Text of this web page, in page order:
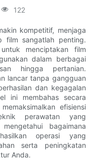
122
kompetitif, menjaga
film sangatlah penting.
menciptakan film
dalam berbagai
hingga pertanian.
lancar tanpa gangguan
dan kegagalan
ini membahas secara
efisiensi
perawatan yang
bagaimana
operasi yang
serta peningkatan
Anda.